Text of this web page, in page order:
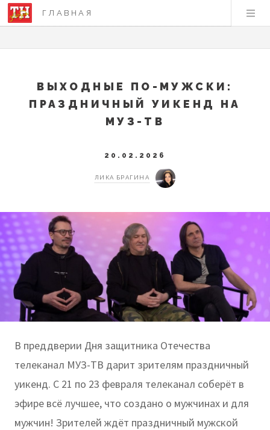
ГЛАВНАЯ
ВЫХОДНЫЕ ПО-МУЖСКИ:
ПРАЗДНИЧНЫЙ УИКЕНД НА
МУЗ-ТВ
20.02.2026
ЛИКА БРАГИНА
В преддверии Дня защитника Отечества
телеканал МУЗ-ТВ дарит зрителям праздничный
уикенд. С 21 по 23 февраля телеканал соберёт в
эфире всё лучшее, что создано о мужчинах и для
мужчин! Зрителей ждёт праздничный мужской